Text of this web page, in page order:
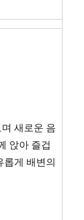
새로운 음
앉아 즐겁
롭게 배변의